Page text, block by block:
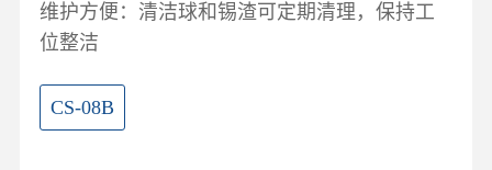
维护方便：清洁球和锡渣可定期清理，保持工
位整洁
CS-08B